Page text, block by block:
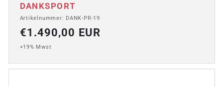
Anbieter:
DANKSPORT
Artikelnummer: DANK-PR-19
Normaler
Preis
€1.490,00 EUR
+19% Mwst